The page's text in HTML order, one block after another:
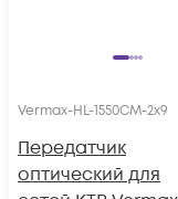
Vermax-HL-1550CM-2x9
Передатчик
оптический для